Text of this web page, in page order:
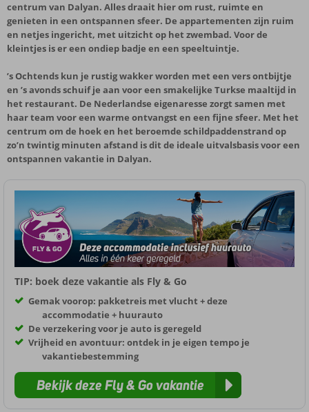
centrum van Dalyan. Alles draait hier om rust, ruimte en
genieten in een ontspannen sfeer. De appartementen zijn ruim
en netjes ingericht, met uitzicht op het zwembad. Voor de
kleintjes is er een ondiep badje en een speeltuintje.
’s Ochtends kun je rustig wakker worden met een vers ontbijtje
en ’s avonds schuif je aan voor een smakelijke Turkse maaltijd in
het restaurant. De Nederlandse eigenaresse zorgt samen met
haar team voor een warme ontvangst en een fijne sfeer. Met het
centrum om de hoek en het beroemde schildpaddenstrand op
zo’n twintig minuten afstand is dit de ideale uitvalsbasis voor een
ontspannen vakantie in Dalyan.
TIP: boek deze vakantie als Fly & Go
Gemak voorop: pakketreis met vlucht + deze
accommodatie + huurauto
De verzekering voor je auto is geregeld
Vrijheid en avontuur: ontdek in je eigen tempo je
vakantiebestemming
Bekijk deze Fly & Go vakantie